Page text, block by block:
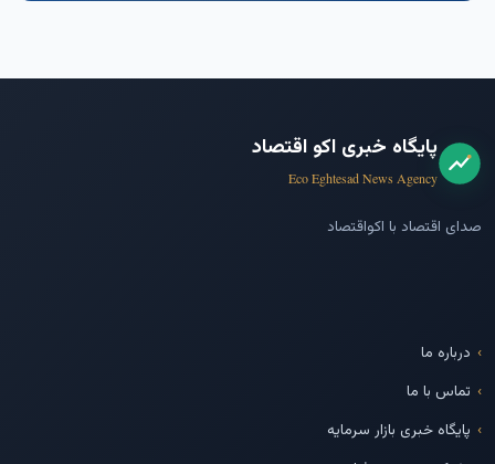
پایگاه خبری اکو اقتصاد
Eco Eghtesad News Agency
صدای اقتصاد با اکواقتصاد
درباره ما
تماس با ما
پایگاه خبری بازار سرمایه